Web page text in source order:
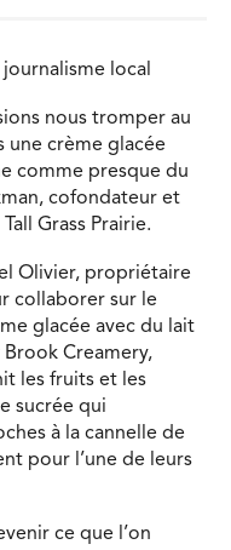
journalisme local
nous tromper au
une crème glacée
comme presque du
cofondateur et
Grass Prairie.
Olivier, propriétaire
collaborer sur le
glacée avec du lait
Creamery,
les fruits et les
sucrée qui
à la cannelle de
pour l’une de leurs
ce que l’on